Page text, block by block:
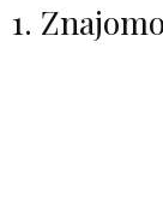
1.